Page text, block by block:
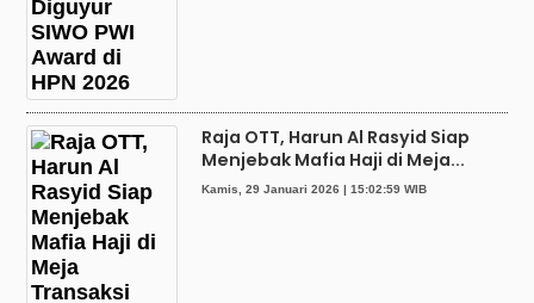
Raja OTT, Harun Al Rasyid Siap
Menjebak Mafia Haji di Meja...
Kamis, 29 Januari 2026 | 15:02:59 WIB